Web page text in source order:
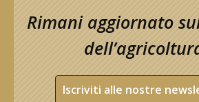
Rimani aggiornato
Iscriviti alle nostre